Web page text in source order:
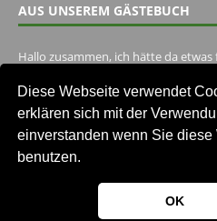
Diese Webseite verwendet
erklären sich mit der
einverstanden wenn Sie diese
benutzen.
OK
AUS UNSEREM GÄSTEBUCH
Hallo zusammen, ich hätte da etwas
Ich habe ein Jahr im Gasthaus Hugo
Unser Gästebuch besuchen